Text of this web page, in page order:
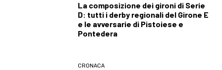
La composizione dei gironi di Serie
D: tutti i derby regionali del Girone E
e le avversarie di Pistoiese e
Pontedera
CRONACA